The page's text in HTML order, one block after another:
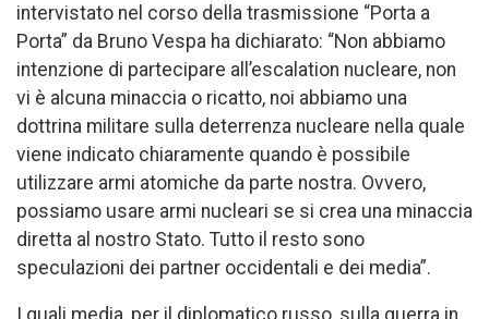
intervistato nel corso della trasmissione “Porta a
Porta” da Bruno Vespa ha dichiarato: “Non abbiamo
intenzione di partecipare all’escalation nucleare, non
vi è alcuna minaccia o ricatto, noi abbiamo una
dottrina militare sulla deterrenza nucleare nella quale
viene indicato chiaramente quando è possibile
utilizzare armi atomiche da parte nostra. Ovvero,
possiamo usare armi nucleari se si crea una minaccia
diretta al nostro Stato. Tutto il resto sono
speculazioni dei partner occidentali e dei media”.